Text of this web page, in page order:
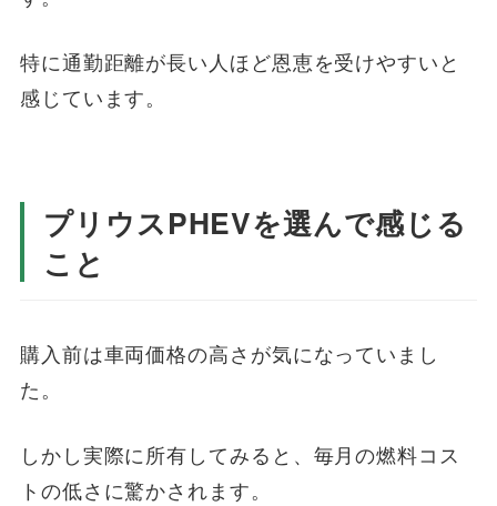
特に通勤距離が長い人ほど恩恵を受けやすいと
感じています。
プリウスPHEVを選んで感じる
こと
購入前は車両価格の高さが気になっていまし
た。
しかし実際に所有してみると、毎月の燃料コス
トの低さに驚かされます。